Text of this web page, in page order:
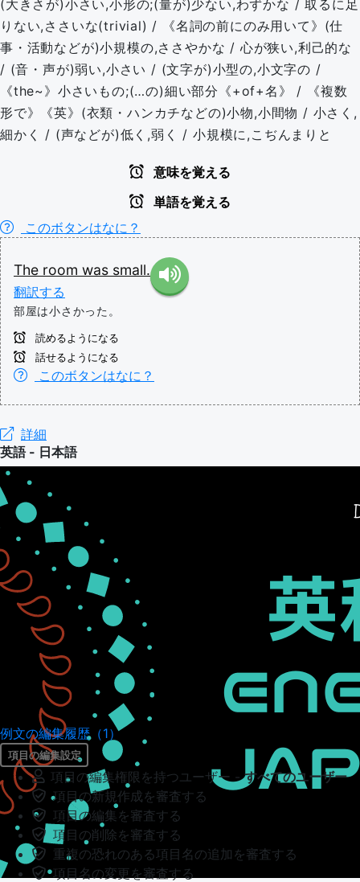
(大きさが)小さい,小形の;(量が)少ない,わずかな / 取るに足
りない,ささいな(trivial) / 《名詞の前にのみ用いて》(仕
事・活動などが)小規模の,ささやかな / 心が狭い,利己的な
/ (音・声が)弱い,小さい / (文字が)小型の,小文字の /
《the~》小さいもの;(…の)細い部分《+of+名》 / 《複数
形で》《英》(衣類・ハンカチなどの)小物,小間物 / 小さく,
細かく / (声などが)低く,弱く / 小規模に,こぢんまりと
意味を覚える
単語を覚える
このボタンはなに？
The room was small.
翻訳する
部屋は小さかった。
読めるようになる
話せるようになる
このボタンはなに？
詳細
英語 - 日本語
例文の編集履歴（1）
項目の編集設定
項目の編集権限を持つユーザー -すべてのユーザー
項目の新規作成を審査する
項目の編集を審査する
項目の削除を審査する
重複の恐れのある項目名の追加を審査する
項目名の変更を審査する